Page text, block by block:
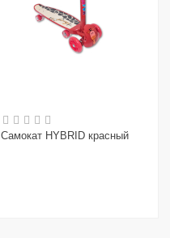
Самокат HYBRID красный